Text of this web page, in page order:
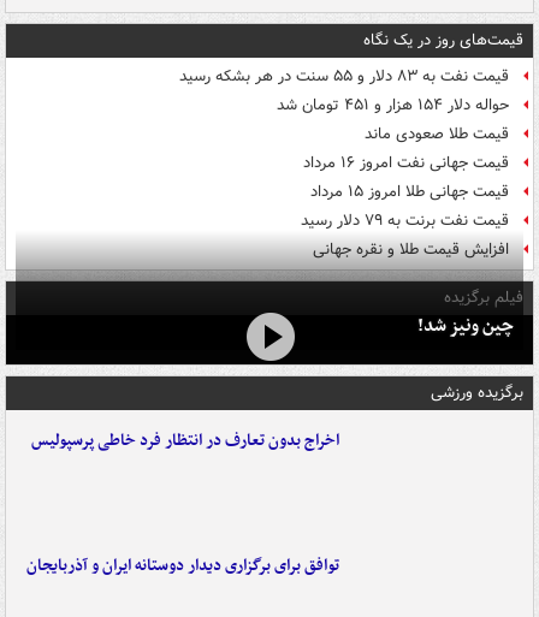
قیمت‌های روز در یک نگاه
قیمت نفت به ۸۳ دلار و ۵۵ سنت در هر بشکه رسید
حواله دلار ۱۵۴ هزار و ۴۵۱ تومان شد
قیمت طلا صعودی ماند
قیمت جهانی نفت امروز ۱۶ مرداد
قیمت جهانی طلا امروز ۱۵ مرداد
قیمت نفت برنت به ۷۹ دلار رسید
افزایش قیمت طلا و نقره جهانی
فیلم برگزیده
چین ونیز شد!
برگزیده ورزشی
اخراج بدون تعارف در انتظار فرد خاطی پرسپولیس
توافق برای برگزاری دیدار دوستانه ایران و آذربایجان